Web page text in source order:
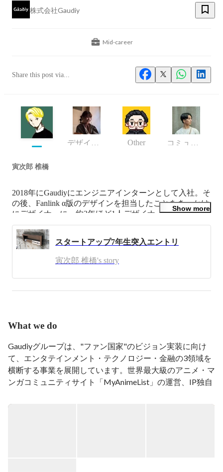
株式会社Gaudiy
Mid-career
Share this post via...
デザイナー Other コミュニケーションデザイナー
寅次郎 椎橋
2018年にGaudiyにエンジニアインターンとして入社。そ
の後、Fanlink α版のデザインを担当したことをきっかけ
にデザイナーに。約3年ほど1人デザイナーとして、
Fanlinkや分散型ID基盤などの複数のプロダクト開発や
様々なクリエイティブを担当。現在Udev(UI/UXチーム)
の代表。芸人ラジオをよく聞きます。
Show more
スタートアップ7年生突入エントリ
寅次郎 椎橋's story
What we do
Gaudiyグループは、"ファン国家"のビジョン実装に向け
て、エンタテインメント・テクノロジー・金融の3領域を
横断する事業を展開しています。世界最大級のアニメ・マ
ンガコミュニティサイト「MyAnimeList」の運営、IP独自
の開発・提供、Web3金融事業「Gaudiy Financial Labs」の